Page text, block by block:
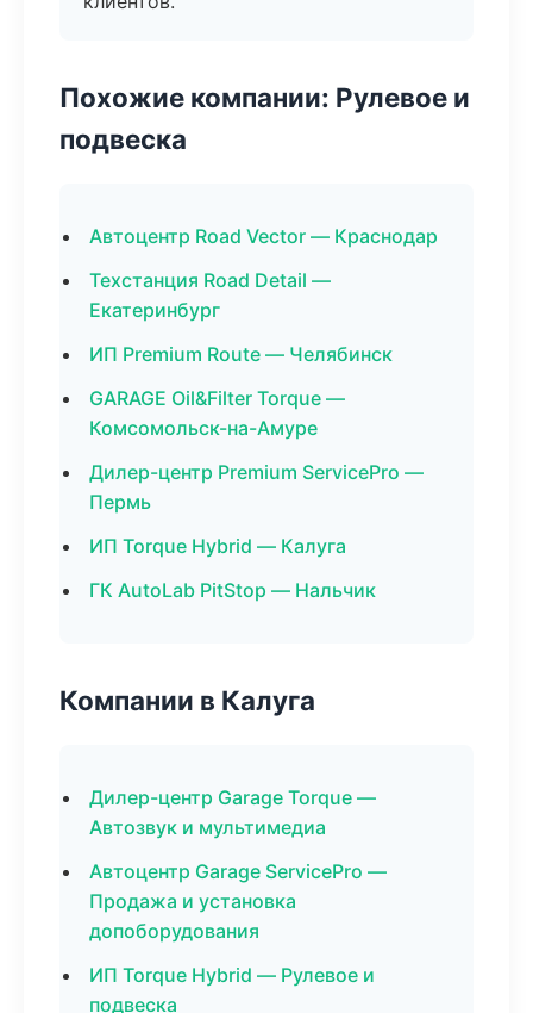
Похожие компании: Рулевое и
подвеска
Автоцентр Road Vector — Краснодар
Техстанция Road Detail —
Екатеринбург
ИП Premium Route — Челябинск
GARAGE Oil&Filter Torque —
Комсомольск-на-Амуре
Дилер-центр Premium ServicePro —
Пермь
ИП Torque Hybrid — Калуга
ГК AutoLab PitStop — Нальчик
Компании в Калуга
Дилер-центр Garage Torque —
Автозвук и мультимедиа
Автоцентр Garage ServicePro —
Продажа и установка
допоборудования
ИП Torque Hybrid — Рулевое и
подвеска